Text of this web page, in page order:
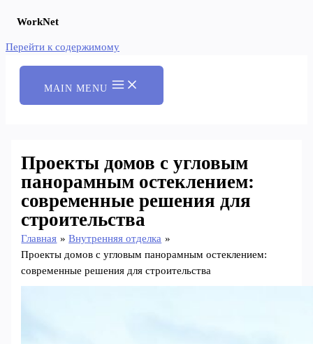
WorkNet
Перейти к содержимому
MAIN MENU
Проекты домов с угловым
панорамным остеклением:
современные решения для
строительства
Главная
Внутренняя отделка
Проекты домов с угловым панорамным остеклением:
современные решения для строительства